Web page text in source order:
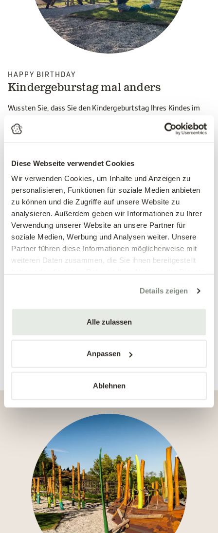
Diese Webseite verwendet Cookies
Wir verwenden Cookies, um Inhalte und Anzeigen zu
personalisieren, Funktionen für soziale Medien anbieten
zu können und die Zugriffe auf unsere Website zu
analysieren. Außerdem geben wir Informationen zu Ihrer
Verwendung unserer Website an unsere Partner für
soziale Medien, Werbung und Analysen weiter. Unsere
Partner führen diese Informationen möglicherweise mit
weiteren Daten zusammen, die Sie ihnen bereitgestellt
Details zeigen
Alle zulassen
Anpassen
Ablehnen
HAPPY BIRTHDAY
Kindergeburstag mal anders
Wussten Sie, dass Sie den Kindergeburtstag Ihres Kindes im
Getränke für die ganze Runde und der Erlebnisgarten direkt vor
der Tür – wir machen den großen Tag für Sie und Ihre Kinder
KINDERGEBURTSTAG
Einblick in 'Das Pfau'